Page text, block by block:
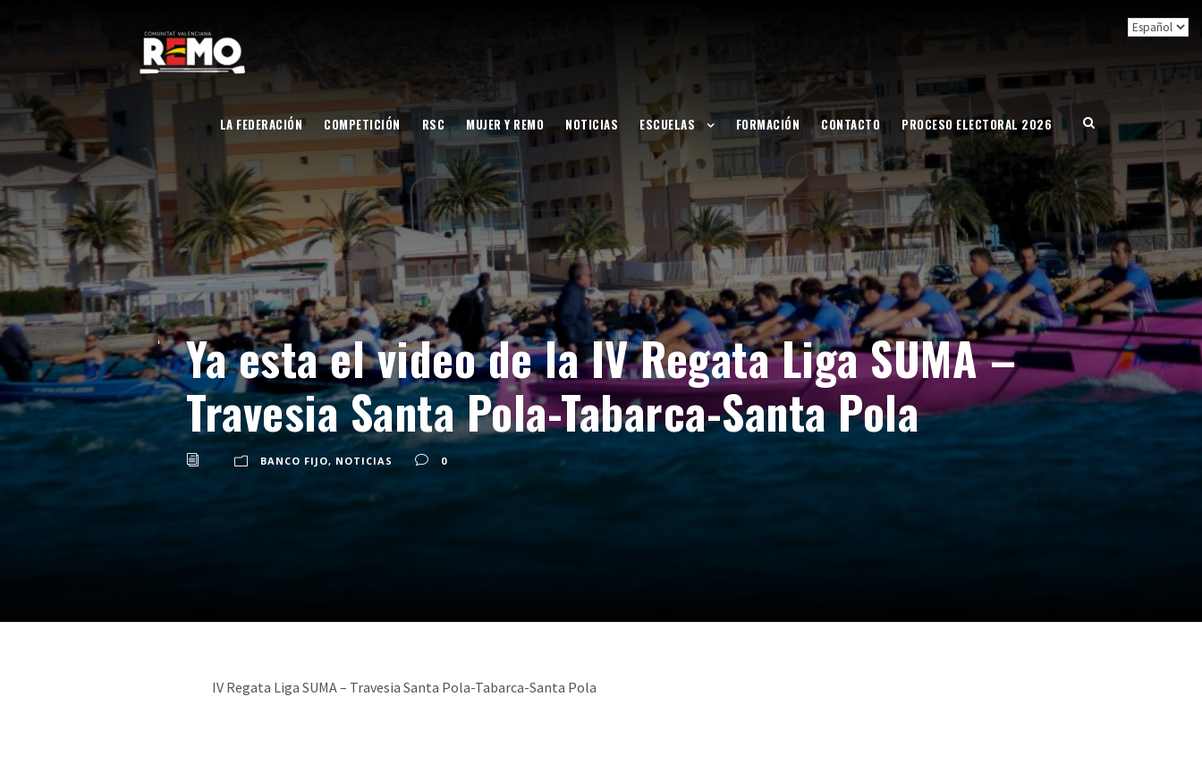
LA FEDERACIÓN COMPETICIÓN RSC MUJER Y REMO NOTICIAS ESCUELAS FORMACIÓN CONTACTO PROCESO ELECTORAL 2026
Ya esta el video de la IV Regata Liga SUMA –
Travesia Santa Pola-Tabarca-Santa Pola
BANCO FIJO, NOTICIAS 0
IV Regata Liga SUMA – Travesia Santa Pola-Tabarca-Santa Pola